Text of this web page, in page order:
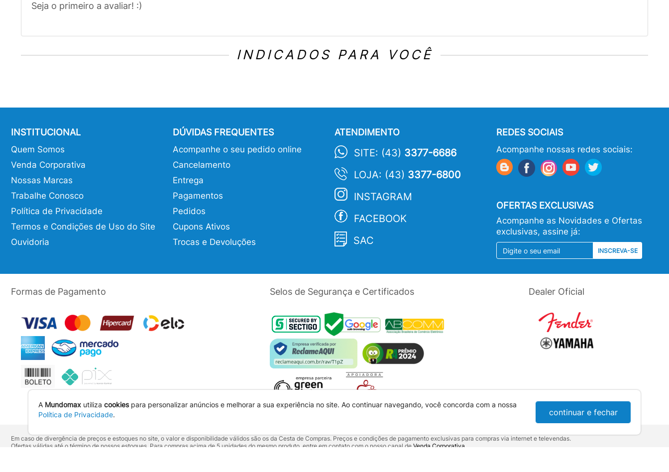
Seja o primeiro a avaliar! :)
INDICADOS PARA VOCÊ
INSTITUCIONAL
Quem Somos
Venda Corporativa
Nossas Marcas
Trabalhe Conosco
Política de Privacidade
Termos e Condições de Uso do Site
Ouvidoria
DÚVIDAS FREQUENTES
Acompanhe o seu pedido online
Cancelamento
Entrega
Pagamentos
Pedidos
Cupons Ativos
Trocas e Devoluções
ATENDIMENTO
SITE: (43) 3377-6686
LOJA: (43) 3377-6800
INSTAGRAM
FACEBOOK
SAC
REDES SOCIAIS
Acompanhe nossas redes sociais:
OFERTAS EXCLUSIVAS
Acompanhe as Novidades e Ofertas
exclusivas, assine já:
INSCREVA-SE
Formas de Pagamento Selos de Segurança e Certificados Dealer Oficial
Em caso de divergência de preços e estoques no site, o valor e disponibilidade válidos são os da Cesta de Compras. Preços e condições de pagamento exclusivas para compras via internet e televendas.
Ofertas válidas até o término de nossos estoques. Para compras acima de 5 unidades do mesmo produto, entre em contato com o nosso canal de Venda Corporativa
A Mundomax utiliza cookiespara personalizar anúncios e melhorar a sua experiência no site. Ao continuar navegando, você concorda com a nossa
Política de Privacidade. continuar e fechar